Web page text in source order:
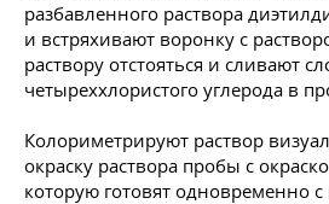
разбавленного раствора
и встряхивают воронку с
раствору отстояться и сливают
четыреххлористого углерода в
Колориметрируют раствор
окраску раствора пробы с
которую готовят одновременно